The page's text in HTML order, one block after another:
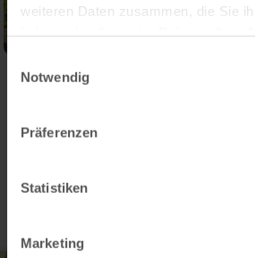
weiteren Daten zusammen, die Sie
Notwendig
Präferenzen
Statistiken
Marketing
Kontakt